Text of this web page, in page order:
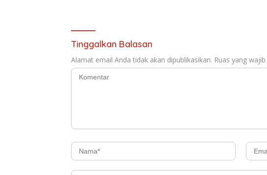
Tinggalkan Balasan
Alamat email Anda tidak akan dipublikasikan. Ruas yang